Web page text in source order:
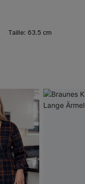
Taille: 63.5 cm